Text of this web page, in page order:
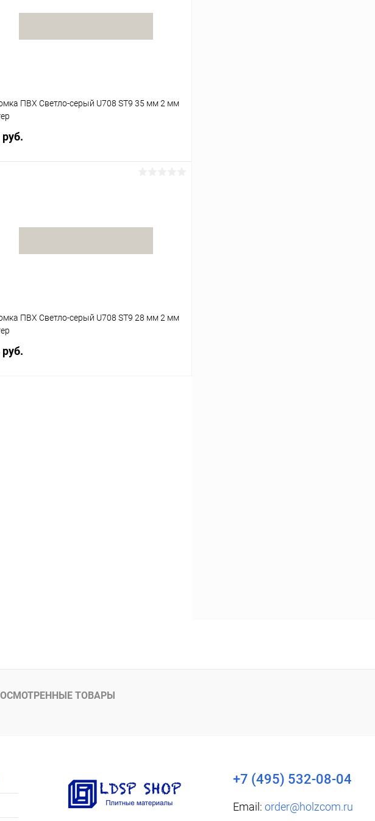
ПВХ Светло-серый U708 ST9 35 мм 2 мм
ПВХ Светло-серый U708 ST9 28 мм 2 мм
ТОВАРЫ
+7 (495) 532-08-04
Email: order@holzcom.ru